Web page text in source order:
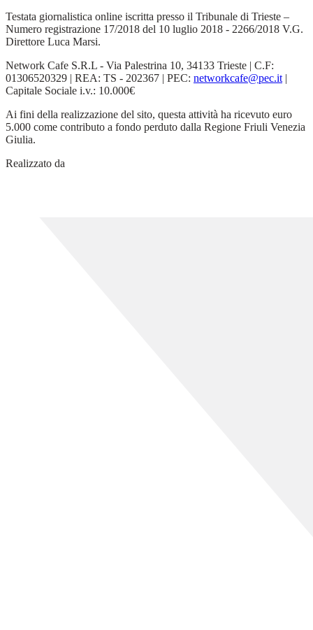
Testata giornalistica online iscritta presso il Tribunale di Trieste –
Numero registrazione 17/2018 del 10 luglio 2018 - 2266/2018 V.G.
Direttore Luca Marsi.
Network Cafe S.R.L - Via Palestrina 10, 34133 Trieste | C.F:
01306520329 | REA: TS - 202367 | PEC: networkcafe@pec.it |
Capitale Sociale i.v.: 10.000€
Ai fini della realizzazione del sito, questa attività ha ricevuto euro
5.000 come contributo a fondo perduto dalla Regione Friuli Venezia
Giulia.
Realizzato da